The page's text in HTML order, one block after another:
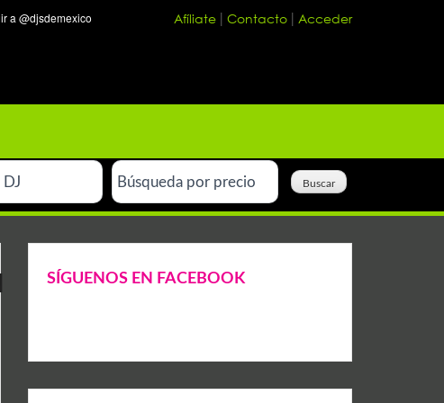
Afíliate Contacto Acceder
SÍGUENOS EN FACEBOOK